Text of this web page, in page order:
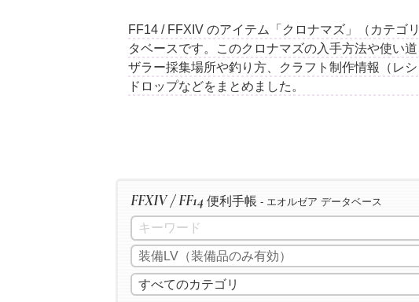
FF14 / FFXIV のアイテム「クロナマズ」（カテゴ
タベースです。このクロナマズの入手方法や使い
ザラー採集場所や釣り方、クラフト制作情報（レ
ドロップなどをまとめました。
FFXIV / FF14 便利手帳 - エオルゼア データベース